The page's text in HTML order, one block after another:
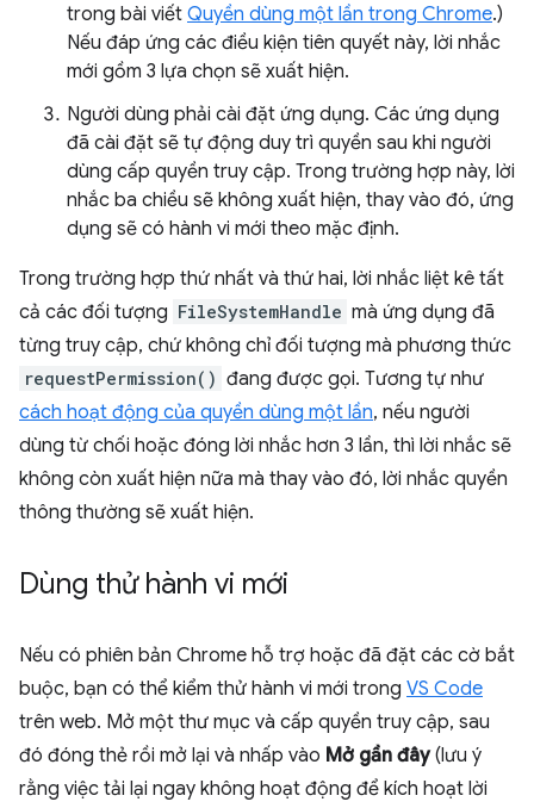
trong bài viết Quyền dùng một lần trong Chrome.)
Nếu đáp ứng các điều kiện tiên quyết này, lời nhắc
mới gồm 3 lựa chọn sẽ xuất hiện.
Người dùng phải cài đặt ứng dụng. Các ứng dụng
đã cài đặt sẽ tự động duy trì quyền sau khi người
dùng cấp quyền truy cập. Trong trường hợp này, lời
nhắc ba chiều sẽ không xuất hiện, thay vào đó, ứng
dụng sẽ có hành vi mới theo mặc định.
Trong trường hợp thứ nhất và thứ hai, lời nhắc liệt kê tất
cả các đối tượng FileSystemHandle mà ứng dụng đã
từng truy cập, chứ không chỉ đối tượng mà phương thức
requestPermission() đang được gọi. Tương tự như
cách hoạt động của quyền dùng một lần, nếu người
dùng từ chối hoặc đóng lời nhắc hơn 3 lần, thì lời nhắc sẽ
không còn xuất hiện nữa mà thay vào đó, lời nhắc quyền
thông thường sẽ xuất hiện.
Dùng thử hành vi mới
Nếu có phiên bản Chrome hỗ trợ hoặc đã đặt các cờ bắt
buộc, bạn có thể kiểm thử hành vi mới trong VS Code
trên web. Mở một thư mục và cấp quyền truy cập, sau
đó đóng thẻ rồi mở lại và nhấp vào Mở gần đây(lưu ý
rằng việc tải lại ngay không hoạt động để kích hoạt lời